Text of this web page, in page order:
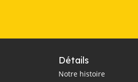
Détails
Notre histoire